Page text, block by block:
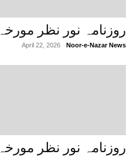
روزنامہ نور نظر مورخہ 23 اپریل 2026
Noor-e-Nazar News
April 22, 2026
روزنامہ نور نظر مورخہ 22 اپریل 2026